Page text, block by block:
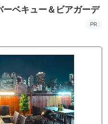
ベキュー＆ビアガーデ
PR